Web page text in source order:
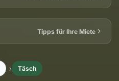
Tipps für Ihre Miete
Täsch